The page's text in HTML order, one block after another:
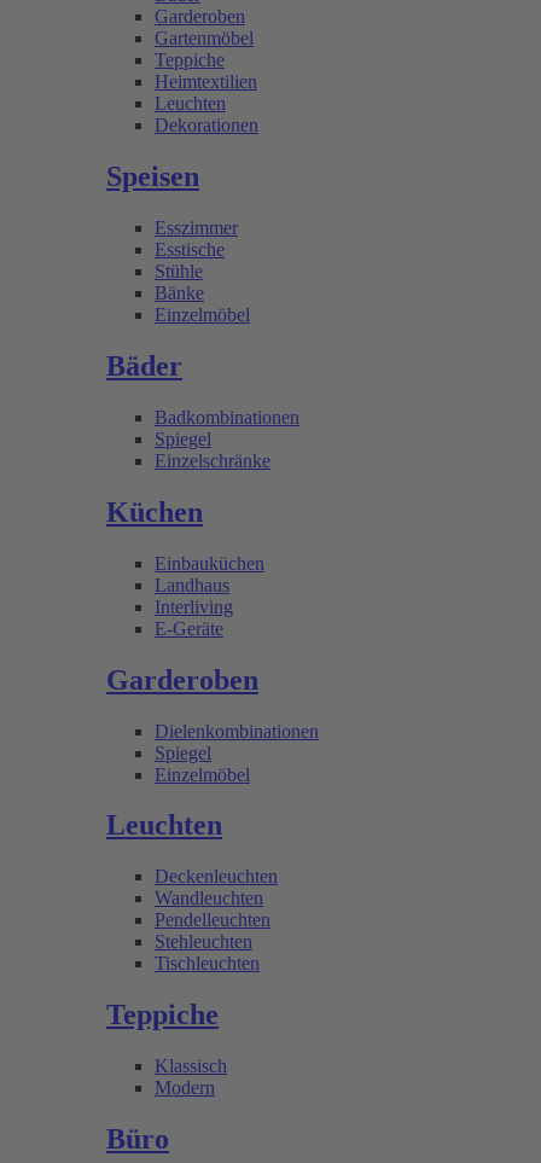
Garderoben
Gartenmöbel
Teppiche
Heimtextilien
Leuchten
Dekorationen
Speisen
Esszimmer
Esstische
Stühle
Bänke
Einzelmöbel
Bäder
Badkombinationen
Spiegel
Einzelschränke
Küchen
Einbauküchen
Landhaus
Interliving
E-Geräte
Garderoben
Dielenkombinationen
Spiegel
Einzelmöbel
Leuchten
Deckenleuchten
Wandleuchten
Pendelleuchten
Stehleuchten
Tischleuchten
Teppiche
Klassisch
Modern
Büro